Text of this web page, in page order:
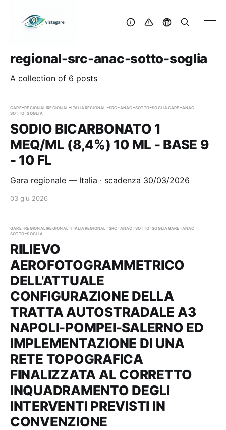
regional-src-anac-sotto-soglia
A collection of 6 posts
gare-regionaliregional-italiaregional-src-anac-sotto-sogliagare-anac
sotto-soglia
SODIO BICARBONATO 1
MEQ/ML (8,4%) 10 ML - BASE 9
- 10 FL
Gara regionale — Italia · scadenza 30/03/2026
03 giu 2026
gare-regionaliregional-italiaregional-src-anac-sotto-sogliagare-anac
sotto-soglia
RILIEVO
AEROFOTOGRAMMETRICO
DELL'ATTUALE
CONFIGURAZIONE DELLA
TRATTA AUTOSTRADALE A3
NAPOLI-POMPEI-SALERNO ED
IMPLEMENTAZIONE DI UNA
RETE TOPOGRAFICA
FINALIZZATA AL CORRETTO
INQUADRAMENTO DEGLI
INTERVENTI PREVISTI IN
CONVENZIONE